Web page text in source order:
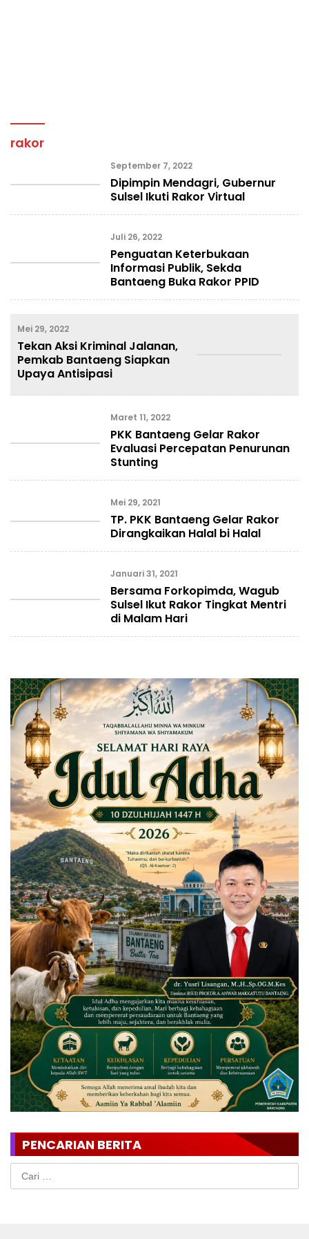
rakor
September 7, 2022
Dipimpin Mendagri, Gubernur
Sulsel Ikuti Rakor Virtual
Juli 26, 2022
Penguatan Keterbukaan
Informasi Publik, Sekda
Bantaeng Buka Rakor PPID
Mei 29, 2022
Tekan Aksi Kriminal Jalanan,
Pemkab Bantaeng Siapkan
Upaya Antisipasi
Maret 11, 2022
PKK Bantaeng Gelar Rakor
Evaluasi Percepatan Penurunan
Stunting
Mei 29, 2021
TP. PKK Bantaeng Gelar Rakor
Dirangkaikan Halal bi Halal
Januari 31, 2021
Bersama Forkopimda, Wagub
Sulsel Ikut Rakor Tingkat Mentri
di Malam Hari
PENCARIAN BERITA
Cari
untuk: